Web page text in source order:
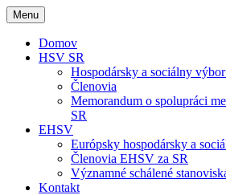
Menu
Domov
HSV SR
Hospodársky a sociálny
Členovia
Memorandum o spolupráci
SR
EHSV
Európsky hospodársky a
Členovia EHSV za SR
Významné schálené
Kontakt